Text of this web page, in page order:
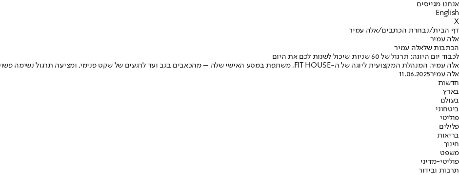
אנחנו מגייסים
English
X
דף הבית/נבחרת הכתבים/אלה עמיר
אלה עמיר
הכתבות שלאלה עמיר
לכבוד יום היוגה: תרגול של 60 שניות שיכול לשנות לכם את היום
אלה עמיר, המנהלת המקצועית ליוגה של ה-FIT HOUSE, משתפת במסע האישי שלה – מהכאבים בגב ועד לרגעים של שקט פנימי, ומציעה תרגול נשימה פשוט עם השפעה ארוכה
אלה עמיר11.06.2025
חדשות
בארץ
בעולם
ביטחוני
פוליטי
פלילים
בריאות
חינוך
משפט
פוליטי-מדיני
תרבות ובידור